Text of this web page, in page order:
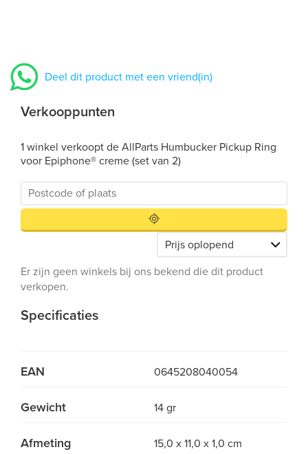
Deel dit product met een vriend(in)
Verkooppunten
1 winkel verkoopt de AllParts Humbucker Pickup Ring
voor Epiphone® creme (set van 2)
Er zijn geen winkels bij ons bekend die dit product
verkopen.
Specificaties
EAN 0645208040054
Gewicht 14 gr
Afmeting 15,0 x 11,0 x 1,0 cm